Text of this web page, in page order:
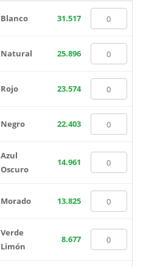
Blanco 31.517
Natural 25.896
Rojo 23.574
Negro 22.403
Azul
Oscuro
14.961
Morado 13.825
Verde
Limón
8.677